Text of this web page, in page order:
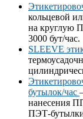
кольцевой
на круглую
3000 бут/час.
SLEEVE
бутылок/час
нанесения
ПЭТ-бутылки